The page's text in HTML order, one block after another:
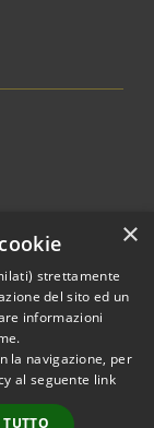
2026 • Comune di
• Powered by
• Accesso
×
strettamente
del sito ed un
informazioni
la navigazione, per
al seguente link